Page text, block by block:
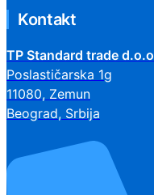
Kontakt
TP Standard trade d.o.o
Poslastičarska 1g
11080, Zemun
Beograd, Srbija